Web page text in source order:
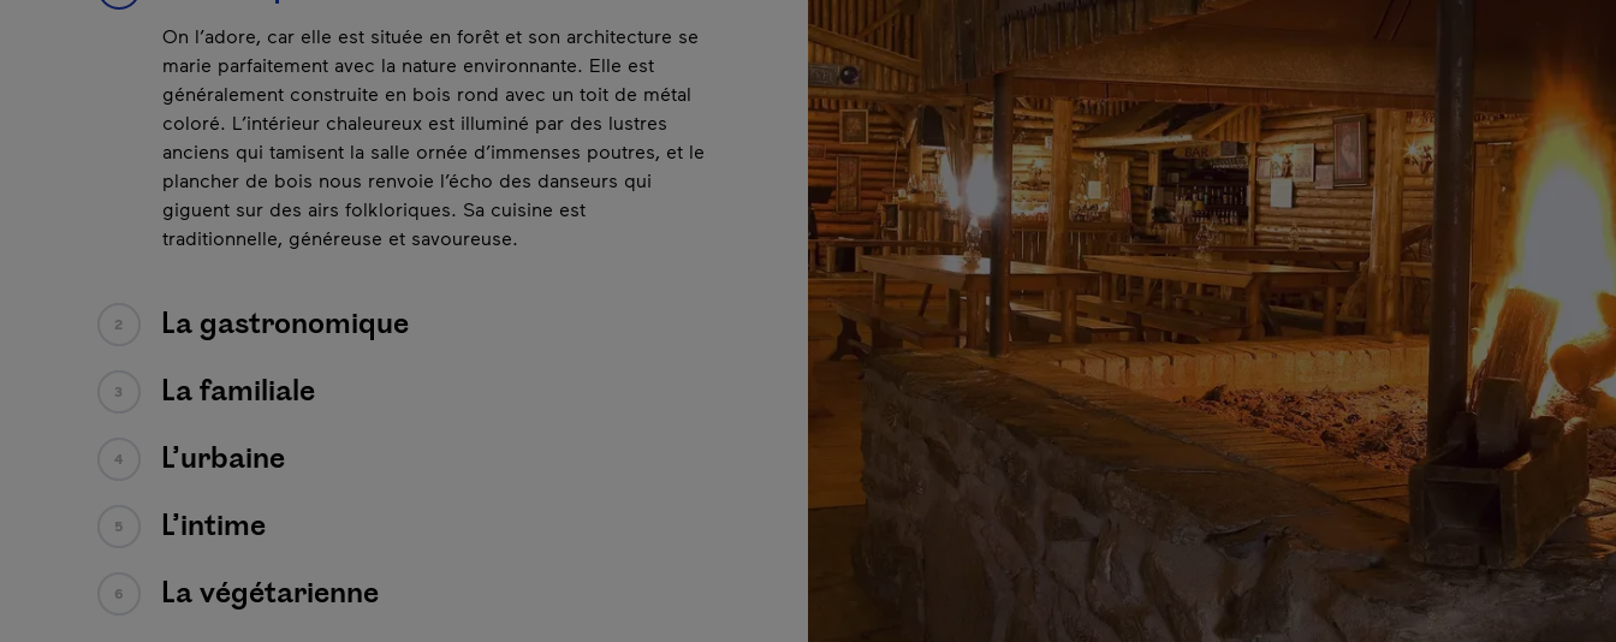
Contenu suivant
La gastronomique
Ici, on revisite les classiques de la cabane à sucre en
conservant, bien sûr, le sirop d’érable comme vedette
principale dans tous les plats. Son décor est souvent un
mélange de traditionnel et de contemporain. Brioches au
canard confit, soupe à l’oignon avec sirop d’érable et
fromage Oka, crêpes au foie gras, ananas au sirop d’érable,
3 La familiale
4 L’urbaine
5 L’intime
6 La végétarienne